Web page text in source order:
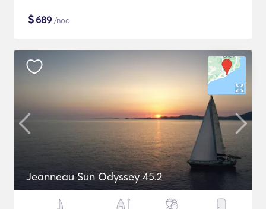
$689 /noc
Jeanneau Sun Odyssey 45.2